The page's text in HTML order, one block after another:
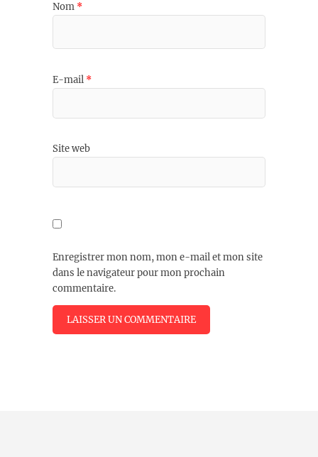
Nom *
E-mail *
Site web
Enregistrer mon nom, mon e-mail et mon site
dans le navigateur pour mon prochain
commentaire.